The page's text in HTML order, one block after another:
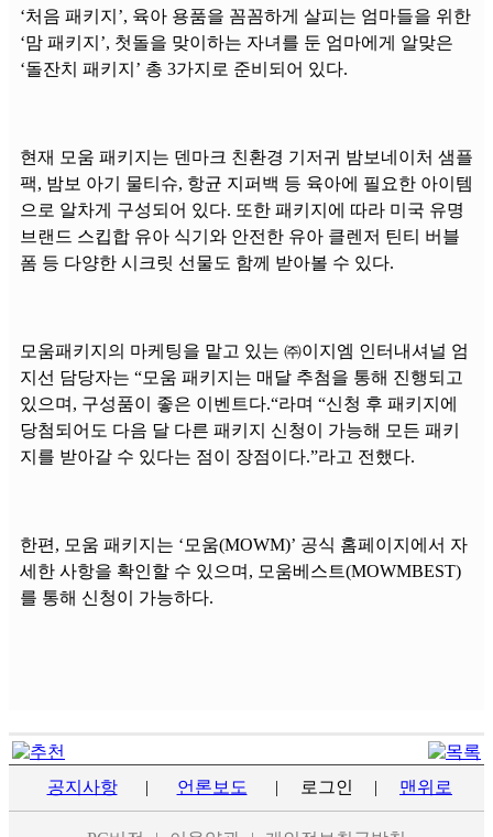
‘처음 패키지’, 육아 용품을 꼼꼼하게 살피는 엄마들을 위한
‘맘 패키지’, 첫돌을 맞이하는 자녀를 둔 엄마에게 알맞은
‘돌잔치 패키지’ 총 3가지로 준비되어 있다.
현재 모움 패키지는 덴마크 친환경 기저귀 밤보네이처 샘플
팩, 밤보 아기 물티슈, 항균 지퍼백 등 육아에 필요한 아이템
으로 알차게 구성되어 있다. 또한 패키지에 따라 미국 유명
브랜드 스킵합 유아 식기와 안전한 유아 클렌저 틴티 버블
폼 등 다양한 시크릿 선물도 함께 받아볼 수 있다.
모움패키지의 마케팅을 맡고 있는 ㈜이지엠 인터내셔널 엄
지선 담당자는 “모움 패키지는 매달 추첨을 통해 진행되고
있으며, 구성품이 좋은 이벤트다.“라며 “신청 후 패키지에
당첨되어도 다음 달 다른 패키지 신청이 가능해 모든 패키
지를 받아갈 수 있다는 점이 장점이다.”라고 전했다.
한편, 모움 패키지는 ‘모움(MOWM)’ 공식 홈페이지에서 자
세한 사항을 확인할 수 있으며, 모움베스트(MOWMBEST)
를 통해 신청이 가능하다.
공지사항 | 언론보도 | 로그인 | 맨위로